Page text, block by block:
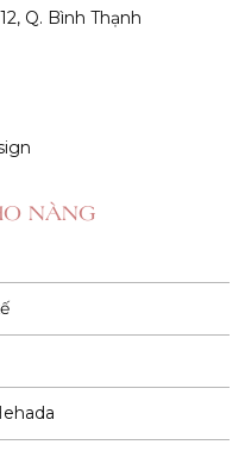
Q. Bình Thạnh
NÀNG